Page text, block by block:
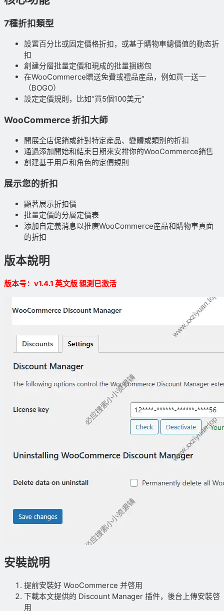
7種折扣類型
設置百分比或固定價格折扣，或基于購物車總價值的動态折
扣
創建分層批量定價和現成的批量捆綁包
在WooCommerce贈送免費或禮品産品，例如買一送一
（BOGO）
設定定價規則，比如“買5個100美元”
WooCommerce 折扣大師
開展全店促銷或針對特定産品、變體或類别的折扣
通過添加開始和結束日期來安排你的WooCommerce銷售
創建基于用戶和角色的定價規則
展示您的折扣
顯著展示折扣價
批量定價的分層定價表
添加自定義消息以推廣WooCommerce産品和購物車頁面
的折扣
版本說明
版本号：v1.4.1 英文版 親測已激活
安裝說明
提前安裝好 WooCommerce 并啓用
下載本文提供的 Discount Manager 插件，後台上傳安裝啓
用